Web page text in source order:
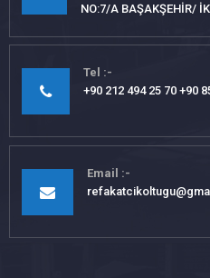
NO:7/A BAŞAKŞEHİR/
Tel
+90 212 494 25 70 +90
Email